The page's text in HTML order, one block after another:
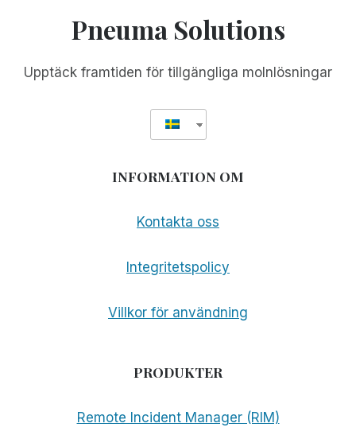
Pneuma Solutions
Upptäck framtiden för tillgängliga molnlösningar
INFORMATION OM
Kontakta oss
Integritetspolicy
Villkor för användning
PRODUKTER
Remote Incident Manager (RIM)